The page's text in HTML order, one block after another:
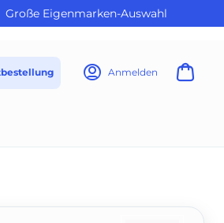
Große Eigenmarken-Auswahl
Anmelden